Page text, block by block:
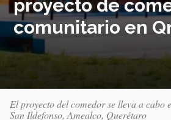
proyecto de
comunitario en
El proyecto del comedor se lleva a
San Ildefonso, Amealco, Querétaro